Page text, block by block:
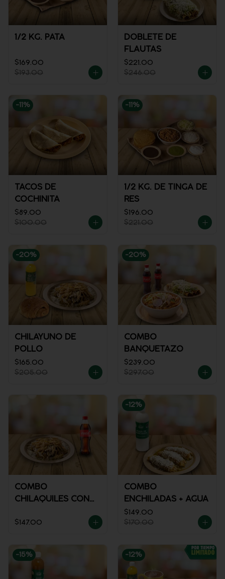
1/2 KG. PATA
$169.00
$193.00
DOBLETE DE
FLAUTAS
$221.00
$246.00
-11 %
TACOS DE
COCHINITA
$89.00
$100.00
-11 %
1/2 KG. DE TINGA DE
RES
$196.00
$221.00
-20%
CHILAYUNO DE
POLLO
$165.00
$205.00
-20%
COMBO
BANQUETAZO
$239.00
$297.00
COMBO
CHILAQUILES CON
$147.00
-12%
COMBO
ENCHILADAS + AGUA
$149.00
$170.00
-15% -12%